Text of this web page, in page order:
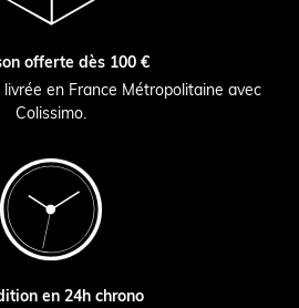
offerte dès 100 €
en France Métropolitaine avec
Colissimo.
en 24h chrono